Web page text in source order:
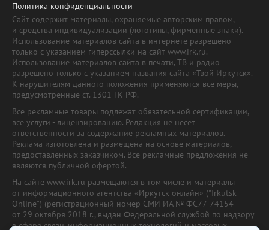
Политика конфиденциальности
Сайт содержит материалы, охраняемые авторским правом,
и средства индивидуализации (логотипы, фирменные знаки).
Использование материалов сайта в интернете разрешено
только с указанием гиперссылки на сайт www.irk.ru.
Использование материалов сайта в печати, ТВ и радио
разрешено только с указанием названия сайта «Твой Иркутск».
К нарушителям данного положения применяются все меры,
предусмотренные ст. 1301 ГК РФ.
Все рекламные товары подлежат обязательной сертификации,
все услуги - лицензированию. Редакция не несет
ответственности за содержание рекламных материалов.
Реклама изготовлена и размещена на основе материалов,
предоставленных заказчиком. Все рекламные предложения не
являются публичной офертой.
На сайте www.irk.ru размещаются в том числе и материалы
от информационного агентства «Иркутск онлайн» ("Irkutsk
Online") (регистрационный номер СМИ ИА № ФС77-74154
от 29 октября 2018 г., выдан Федеральной службой по надзору
в сфере связи, информационных технологий и массовых